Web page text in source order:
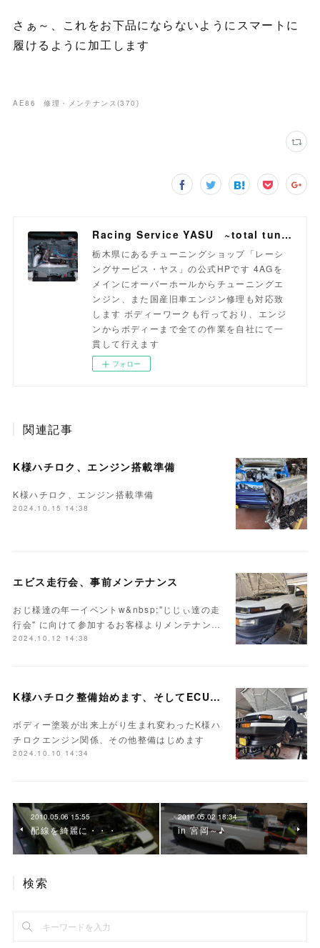
さぁ～、これをお下品にならないようにスマートに
履けるように加工します
AE86 修理・メンテナンス(370 )
Racing Service YASU ~total tuning proshop~
栃木県にあるチューニングショップ「レーシ
ングサービス・ヤス」の公式HPです 4AGを
メインにオーバーホールからチューニングエ
ンジン、また国産旧車エンジン修理も対応致
します ボディーワークも行っており、エンジ
ンからボディーまで全ての作業を自社にて一
貫して行えます
フォロー
関連記事
K様ハチロク、エンジン搭載準備
K様ハチロク、エンジン搭載準備
2024.10.15 14:38
エビス走行会、事前メンテナンス
おじ様達の年一イベントw&nbsp;"じじぃ達の走
行会" に向けて参加するお客様よりメンテナン…
2024.10.12 14:38
K様ハチロク整備始めます、そしてECUセッティング
ボディー塗装が出来上がり生まれ変わったK様ハ
チロクエンジン関係、その他整備はじめます
2024.10.10 14:34
2010.05.06 15:55
配線を綺麗に・・・
2010.05.02 18:34
in 宮岡～♪
検索